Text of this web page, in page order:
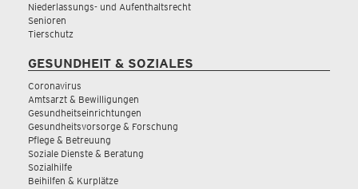
Niederlassungs- und Aufenthaltsrecht
Senioren
Tierschutz
GESUNDHEIT & SOZIALES
Coronavirus
Amtsarzt & Bewilligungen
Gesundheitseinrichtungen
Gesundheitsvorsorge & Forschung
Pflege & Betreuung
Soziale Dienste & Beratung
Sozialhilfe
Beihilfen & Kurplätze